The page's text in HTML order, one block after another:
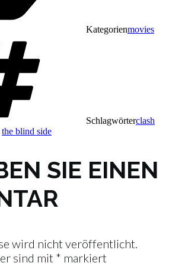
Kategorienmovies
Schlagwörterclash
the blind side
SIE EINEN
wird nicht veröffentlicht.
sind mit * markiert